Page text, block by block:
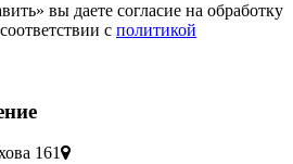
вы даете согласие на обработку
с политикой
161